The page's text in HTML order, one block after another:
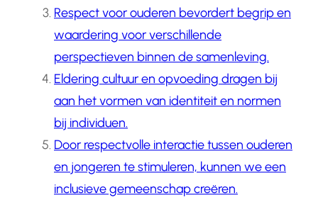
Respect voor ouderen bevordert begrip en
waardering voor verschillende
perspectieven binnen de samenleving.
Eldering cultuur en opvoeding dragen bij
aan het vormen van identiteit en normen
bij individuen.
Door respectvolle interactie tussen ouderen
en jongeren te stimuleren, kunnen we een
inclusieve gemeenschap creëren.